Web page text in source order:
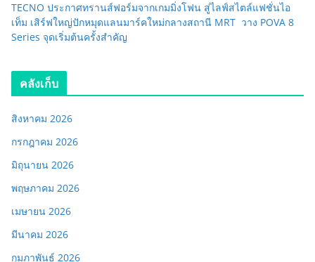
TECNO ประกาศทรานส์ฟอร์มจากเกมมิ่งโฟน สู่ไลฟ์สไตล์แฟชั่นไอ
เท็ม เสิร์ฟใหญ่ปักหมุดแลนมาร์คใหม่กลางสถานี MRT วาง POVA 8
Series จุดเริ่มต้นครั้งสำคัญ
คลังเก็บ
สิงหาคม 2026
กรกฎาคม 2026
มิถุนายน 2026
พฤษภาคม 2026
เมษายน 2026
มีนาคม 2026
กุมภาพันธ์ 2026